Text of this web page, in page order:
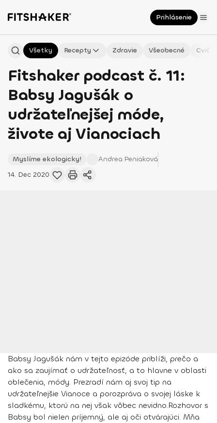
Prihlásenie
Všetky Recepty Zdravie Všeobecné
Fitshaker podcast č. 11:
Babsy Jagušák o
udržateľnejšej móde,
živote aj Vianociach
Myslíme ekologicky! Andrea Peniaková
14. Dec 2020
Babsy Jagušák nám v tejto epizóde priblíži, prečo a
ako sa zaujímať o udržateľnosť, a to hlavne v oblasti
oblečenia, módy. Prezradí nám aj svoj tip na
udržateľnejšie Vianoce a porozpráva o svojej láske k
sladkému, ktorú na nej však vôbec nevidno.Rozhovor s
Babsy bol nielen príjemný, ale aj oči otvárajúci. Mňa